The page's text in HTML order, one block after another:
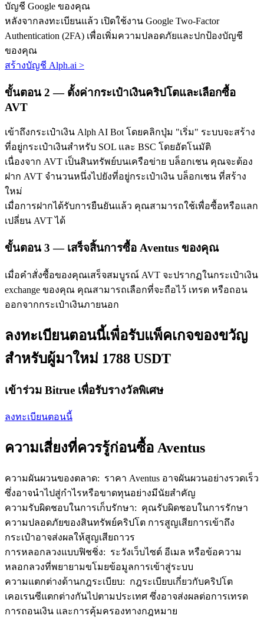
AI
พันธมิตร Bitrue
การแนะนำ
เชิญเพื่อนเพื่อรับรางวัลเงินสด
BTC Welcome Rewards
BTC Welcome Rewards
Deposit & Trade BTC to Share 25000 USDT prize pool!
บัญชี Google ของคุณ
หลังจากลงทะเบียนแล้ว เปิดใช้งาน Google Two-Factor
Authentication (2FA) เพื่อเพิ่มความปลอดภัยและปกป้องบัญชี
ของคุณ
สร้างบัญชี Alph.ai >
ขั้นตอน 2 — ตั้งค่ากระเป๋าเงินคริปโตและเลือกซื้อ
AVT
เข้าถึงกระเป๋าเงิน Alph AI Bot โดยคลิกปุ่ม "เริ่ม" ระบบจะสร้าง
ที่อยู่กระเป๋าเงินสำหรับ SOL และ BSC โดยอัตโนมัติ
เนื่องจาก AVT เป็นสินทรัพย์บนเครือข่าย บล็อกเชน คุณจะต้อง
ฝาก AVT จำนวนหนึ่งไปยังที่อยู่กระเป๋าเงิน บล็อกเชน ที่สร้าง
ใหม่
เมื่อการฝากได้รับการยืนยันแล้ว คุณสามารถใช้เพื่อซื้อหรือแลก
เปลี่ยน AVT ได้
ขั้นตอน 3 — เสร็จสิ้นการซื้อ Aventus ของคุณ
เมื่อคำสั่งซื้อของคุณเสร็จสมบูรณ์ AVT จะปรากฏในกระเป๋าเงิน
exchange ของคุณ คุณสามารถเลือกที่จะถือไว้ เทรด หรือถอน
ออกจากกระเป๋าเงินภายนอก
ลงทะเบียนตอนนี้เพื่อรับแพ็คเกจของขวัญ
สำหรับผู้มาใหม่ 1788 USDT
เข้าร่วม Bitrue เพื่อรับรางวัลพิเศษ
ลงทะเบียนตอนนี้
ความเสี่ยงที่ควรรู้ก่อนซื้อ Aventus
ความผันผวนของตลาด: ราคา Aventus อาจผันผวนอย่างรวดเร็ว
ซึ่งอาจนำไปสู่กำไรหรือขาดทุนอย่างมีนัยสำคัญ
ความรับผิดชอบในการเก็บรักษา: คุณรับผิดชอบในการรักษา
ความปลอดภัยของสินทรัพย์คริปโต การสูญเสียการเข้าถึง
กระเป๋าอาจส่งผลให้สูญเสียถาวร
การหลอกลวงแบบฟิชชิ่ง: ระวังเว็บไซต์ อีเมล หรือข้อความ
หลอกลวงที่พยายามขโมยข้อมูลการเข้าสู่ระบบ
ความแตกต่างด้านกฎระเบียบ: กฎระเบียบเกี่ยวกับคริปโต
เคอเรนซีแตกต่างกันไปตามประเทศ ซึ่งอาจส่งผลต่อการเทรด
การถอนเงิน และการคุ้มครองทางกฎหมาย